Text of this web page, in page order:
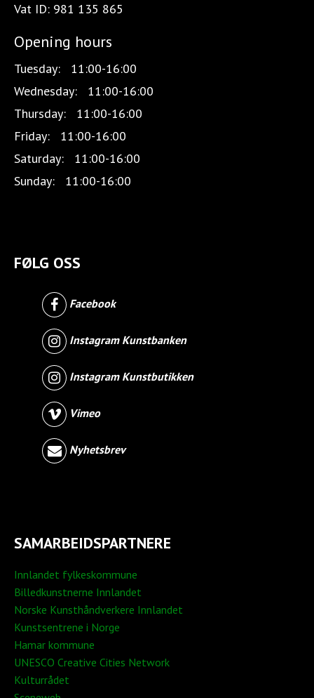
Vat ID: 981 135 865
Opening hours
Tuesday:
11:00-16:00
Wednesday:
11:00-16:00
Thursday:
11:00-16:00
Friday:
11:00-16:00
Saturday:
11:00-16:00
Sunday:
11:00-16:00
FØLG OSS
Facebook
Instagram Kunstbanken
Instagram Kunstbutikken
Vimeo
Nyhetsbrev
SAMARBEIDSPARTNERE
Innlandet fylkeskommune
Billedkunstnerne Innlandet
Norske Kunsthåndverkere Innlandet
Kunstsentrene i Norge
Hamar kommune
UNESCO Creative Cities Network
Kulturrådet